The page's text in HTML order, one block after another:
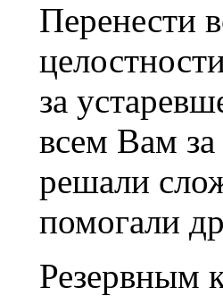
Перенести
за
всем Вам
решали
помогали
Резервным